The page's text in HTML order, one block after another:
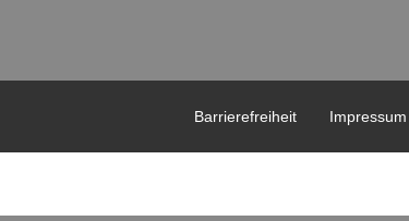
Impressum
Barrierefreiheit